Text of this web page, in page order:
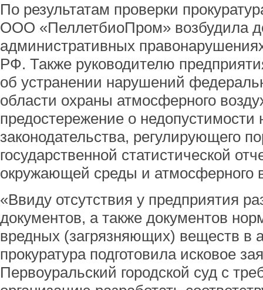
По результатам проверки
ООО «ПеллетбиоПром» возбудила
административных
РФ. Также руководителю
об устранении нарушений
области охраны атмосферного
предостережение о
законодательства, регулирующего
государственной статистической
окружающей среды и атмосферного
«Ввиду отсутствия у предприятия
документов, а также документов
вредных (загрязняющих) веществ в
прокуратура подготовила исковое
Первоуральский городской суд с